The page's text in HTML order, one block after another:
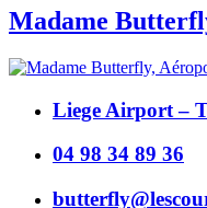
Madame
Liege Airport –
04 98 34 89 36